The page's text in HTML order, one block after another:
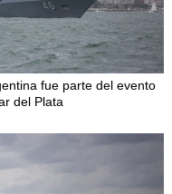
fue parte del evento
del Plata